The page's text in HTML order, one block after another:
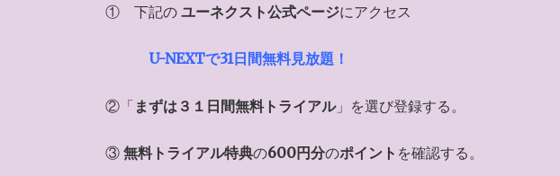
① 下記の ユーネクスト公式ページにアクセス
U-NEXTで31日間無料見放題！
②「 まずは３１日間無料トライアル」を選び登録する。
③ 無料トライアル特典の600円分のポイント を確認する。